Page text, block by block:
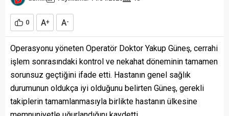
0 A+ A-
Operasyonu yöneten Operatör Doktor Yakup Güneş, cerrahi
işlem sonrasındaki kontrol ve nekahat döneminin tamamen
sorunsuz geçtiğini ifade etti. Hastanın genel sağlık
durumunun oldukça iyi olduğunu belirten Güneş, gerekli
takiplerin tamamlanmasıyla birlikte hastanın ülkesine